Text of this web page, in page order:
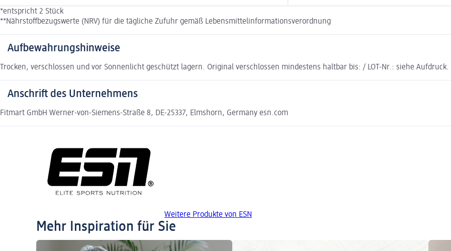
*entspricht 2 Stück
**Nährstoffbezugswerte (NRV) für die tägliche Zufuhr gemäß Lebensmittelinformationsverordnung
Aufbewahrungshinweise
Trocken, verschlossen und vor Sonnenlicht geschützt lagern. Original verschlossen mindestens haltbar bis: / LOT-Nr.: siehe Aufdruck.
Anschrift des Unternehmens
Fitmart GmbH Werner-von-Siemens-Straße 8, DE-25337, Elmshorn, Germany esn.com
Weitere Produkte von ESN
Mehr Inspiration für Sie